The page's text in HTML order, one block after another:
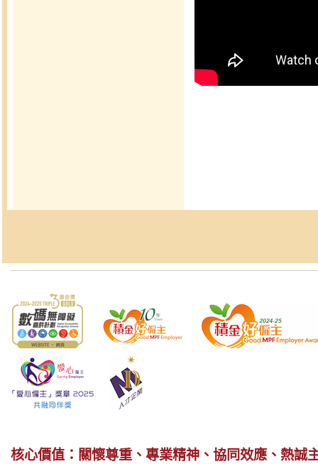
核心價值：關懷尊重、專業精神、協同效應、熱誠